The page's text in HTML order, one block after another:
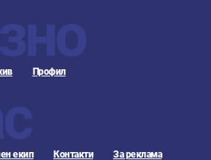
Профил
екип Контакти За реклама